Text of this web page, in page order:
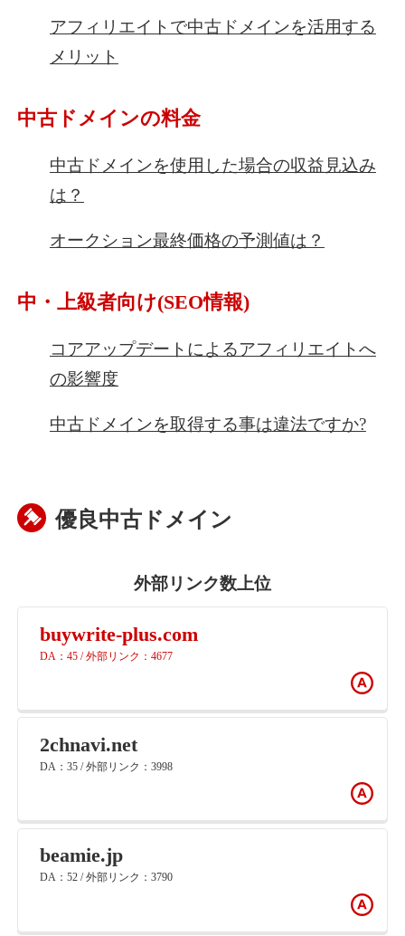
アフィリエイトで中古ドメインを活用する
メリット
中古ドメインの料金
中古ドメインを使用した場合の収益見込み
は？
オークション最終価格の予測値は？
中・上級者向け(SEO情報)
コアアップデートによるアフィリエイトへ
の影響度
中古ドメインを取得する事は違法ですか?
優良中古ドメイン
外部リンク数上位
buywrite-plus.com
DA：45 / 外部リンク：4677
2chnavi.net
DA：35 / 外部リンク：3998
beamie.jp
DA：52 / 外部リンク：3790